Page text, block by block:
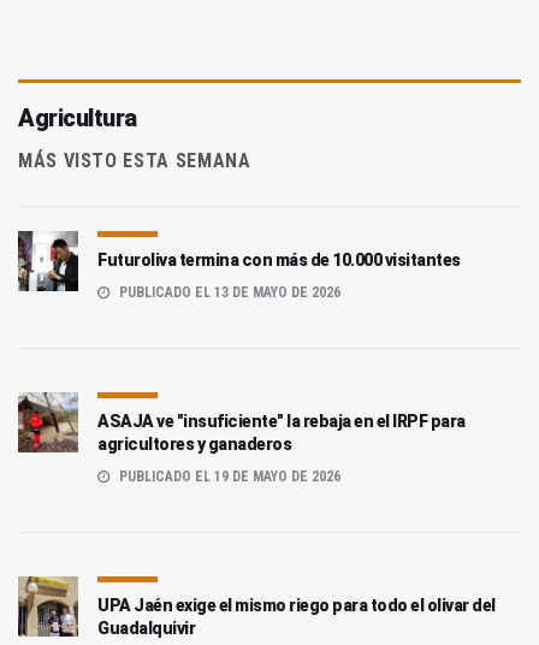
Agricultura
MÁS VISTO ESTA SEMANA
Futuroliva termina con más de 10.000 visitantes
PUBLICADO EL 13 DE MAYO DE 2026
ASAJA ve "insuficiente" la rebaja en el IRPF para
agricultores y ganaderos
PUBLICADO EL 19 DE MAYO DE 2026
UPA Jaén exige el mismo riego para todo el olivar del
Guadalquivir